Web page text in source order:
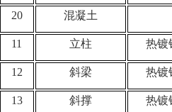
20 混凝土
11 立柱 热镀
12 斜梁 热镀
13 斜撑 热镀